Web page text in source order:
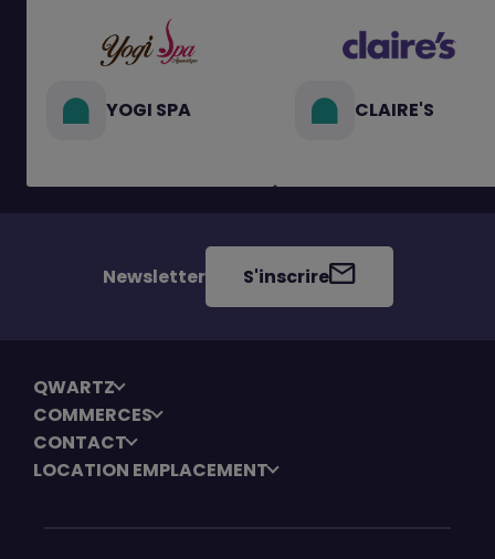
YOGI SPA CLAIRE'S
Newsletter S'inscrire
QWARTZ
COMMERCES
CONTACT
LOCATION EMPLACEMENT